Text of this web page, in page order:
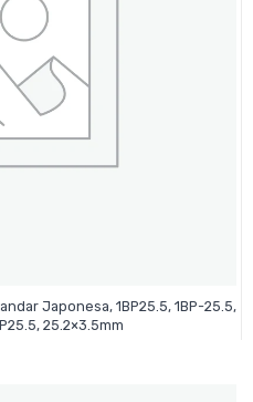
Japonesa, 1BP25.5, 1BP-25.5,
25.2×3.5mm
Más